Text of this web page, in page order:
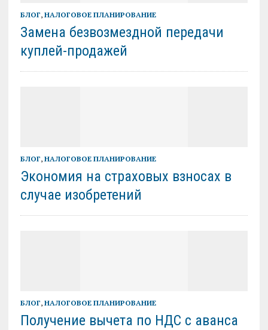
БЛОГ, НАЛОГОВОЕ ПЛАНИРОВАНИЕ
Замена безвозмездной передачи
куплей-продажей
БЛОГ, НАЛОГОВОЕ ПЛАНИРОВАНИЕ
Экономия на страховых взносах в
случае изобретений
БЛОГ, НАЛОГОВОЕ ПЛАНИРОВАНИЕ
Получение вычета по НДС с аванса